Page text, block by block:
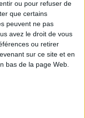
ou pour refuser de
que certains
peuvent ne pas
avez le droit de vous
ou retirer
sur ce site et en
bas de la page Web.